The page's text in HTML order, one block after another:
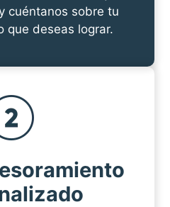
cuéntanos sobre tu
que deseas lograr.